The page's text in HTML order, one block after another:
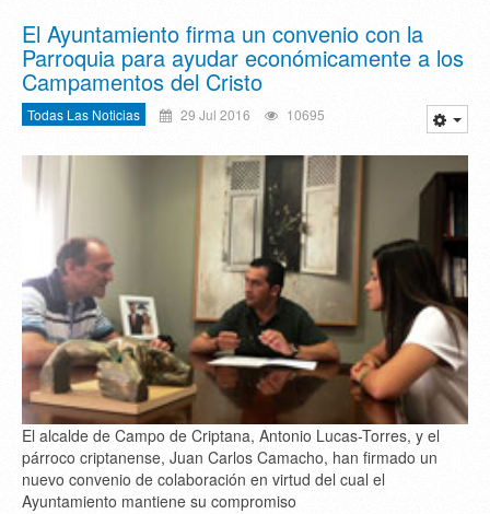
El Ayuntamiento firma un convenio con la
Parroquia para ayudar económicamente a los
Campamentos del Cristo
Todas Las Noticias 29 Jul 2016 10695
El alcalde de Campo de Criptana, Antonio Lucas-Torres, y el
párroco criptanense, Juan Carlos Camacho, han firmado un
nuevo convenio de colaboración en virtud del cual el
Ayuntamiento mantiene su compromiso